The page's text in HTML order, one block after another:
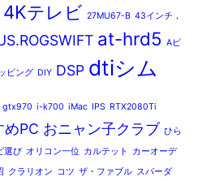
4Kテレビ 27MU67-B 43インチ，
at-hrd5 Aピ
ピング DIY DSP dtiシム
gtx970 i-k700 iMac IPS RTX2080Ti
めPC おニャン子クラブ ひら
選び オリコン一位 カルテット
カーオーデ
クラリオン コツ ザ・ファブル スパーダ